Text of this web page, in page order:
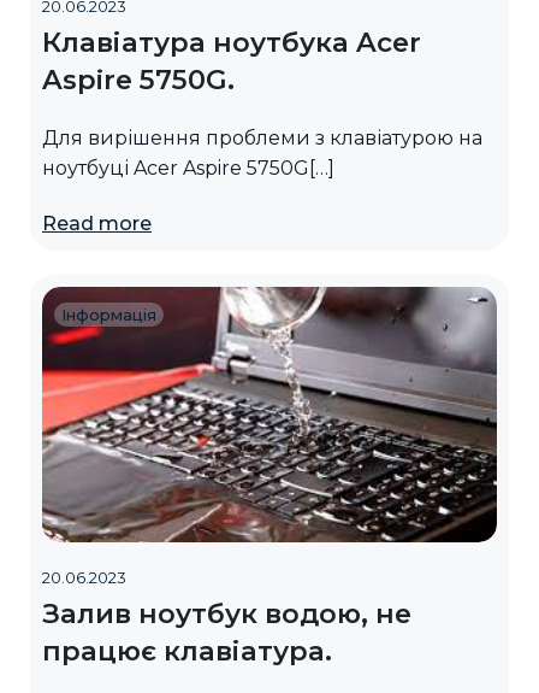
20.06.2023
Клавіатура ноутбука Acer
Aspire 5750G.
Для вирішення проблеми з клавіатурою на
ноутбуці Acer Aspire 5750G[…]
Read more
Інформація
20.06.2023
Залив ноутбук водою, не
працює клавіатура.